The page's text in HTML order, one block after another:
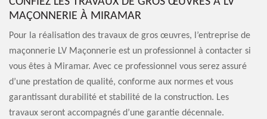
MAÇONNERIE À MIRAMAR
Pour la réalisation des travaux de gros œuvres, l’entreprise de
maçonnerie LV Maçonnerie est un professionnel à contacter si
vous êtes à Miramar. Avec ce professionnel vous serez assuré
d’une prestation de qualité, conforme aux normes et vous
garantissant durabilité et stabilité de la construction. Les
travaux seront accompagnés d’une garantie décennale.